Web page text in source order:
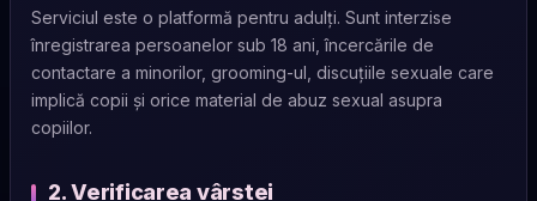
Serviciul este o platformă pentru adulți. Sunt interzise
înregistrarea persoanelor sub 18 ani, încercările de
contactare a minorilor, grooming-ul, discuțiile sexuale care
implică copii și orice material de abuz sexual asupra
copiilor.
2. Verificarea vârstei